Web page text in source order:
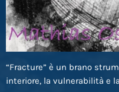
“Fracture” è un brano
interiore, la vulnerabilità e